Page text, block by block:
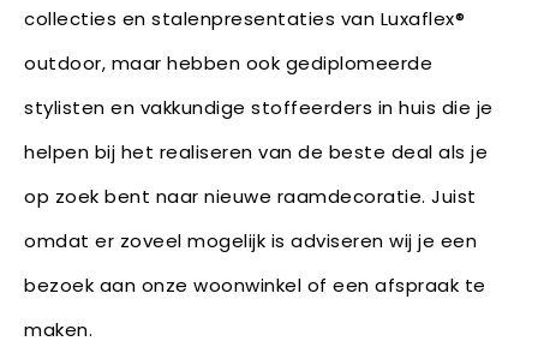
collecties en stalenpresentaties van Luxaflex®
outdoor, maar hebben ook gediplomeerde
stylisten en vakkundige stoffeerders in huis die je
helpen bij het realiseren van de beste deal als je
op zoek bent naar nieuwe raamdecoratie. Juist
omdat er zoveel mogelijk is adviseren wij je een
bezoek aan onze woonwinkel of een afspraak te
maken.